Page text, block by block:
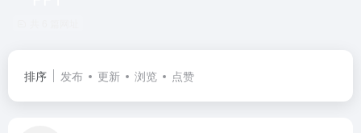
排序 发布 更新 浏览 点赞